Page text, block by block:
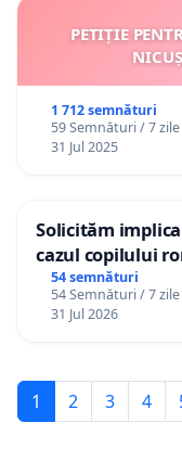
PETIȚIE
1 712 semnături
59 Semnături / 7 zile
31 Jul 2025
Solicităm
cazul copilului
Gheorghe, aflat
12 ani
54 semnături
54 Semnături / 7 zile
31 Jul 2026
1 2 3 4